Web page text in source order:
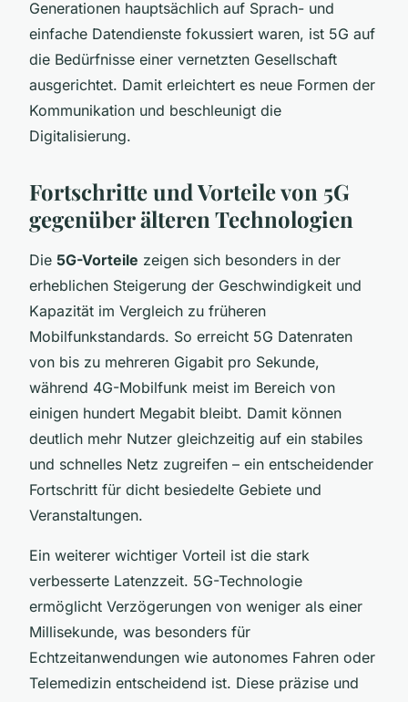
Generationen hauptsächlich auf Sprach- und
einfache Datendienste fokussiert waren, ist 5G auf
die Bedürfnisse einer vernetzten Gesellschaft
ausgerichtet. Damit erleichtert es neue Formen der
Kommunikation und beschleunigt die
Digitalisierung.
Fortschritte und Vorteile von 5G
gegenüber älteren Technologien
Die 5G-Vorteile zeigen sich besonders in der
erheblichen Steigerung der Geschwindigkeit und
Kapazität im Vergleich zu früheren
Mobilfunkstandards. So erreicht 5G Datenraten
von bis zu mehreren Gigabit pro Sekunde,
während 4G-Mobilfunk meist im Bereich von
einigen hundert Megabit bleibt. Damit können
deutlich mehr Nutzer gleichzeitig auf ein stabiles
und schnelles Netz zugreifen – ein entscheidender
Fortschritt für dicht besiedelte Gebiete und
Veranstaltungen.
Ein weiterer wichtiger Vorteil ist die stark
verbesserte Latenzzeit. 5G-Technologie
ermöglicht Verzögerungen von weniger als einer
Millisekunde, was besonders für
Echtzeitanwendungen wie autonomes Fahren oder
Telemedizin entscheidend ist. Diese präzise und